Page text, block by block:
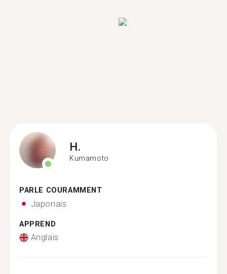
H.
Kumamoto
PARLE COURAMMENT
Japonais
APPREND
Anglais